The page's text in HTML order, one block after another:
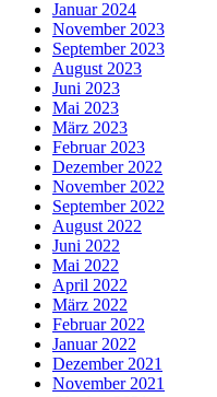
Januar 2024
November 2023
September 2023
August 2023
Juni 2023
Mai 2023
März 2023
Februar 2023
Dezember 2022
November 2022
September 2022
August 2022
Juni 2022
Mai 2022
April 2022
März 2022
Februar 2022
Januar 2022
Dezember 2021
November 2021